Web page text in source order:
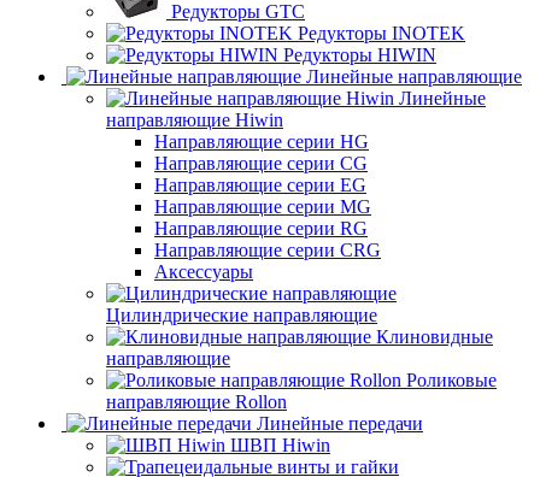
Редукторы GTC
Редукторы INOTEK
Редукторы HIWIN
Линейные направляющие
Линейные
направляющие Hiwin
Направляющие серии HG
Направляющие серии CG
Направляющие серии EG
Направляющие серии MG
Направляющие серии RG
Направляющие серии CRG
Аксессуары
Цилиндрические направляющие
Клиновидные
направляющие
Роликовые
направляющие Rollon
Линейные передачи
ШВП Hiwin